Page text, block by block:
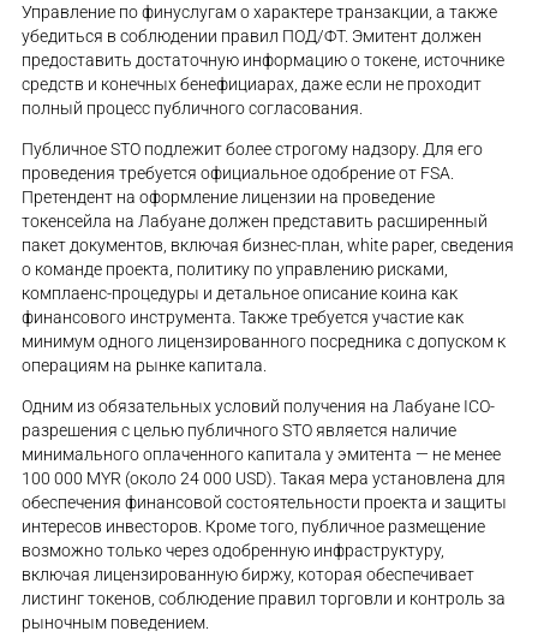
Управление по финуслугам о характере транзакции, а также
убедиться в соблюдении правил ПОД/ФТ. Эмитент должен
предоставить достаточную информацию о токене, источнике
средств и конечных бенефициарах, даже если не проходит
полный процесс публичного согласования.
Публичное STO подлежит более строгому надзору. Для его
проведения требуется официальное одобрение от FSA.
Претендент на оформление лицензии на проведение
токенсейла на Лабуане должен представить расширенный
пакет документов, включая бизнес-план, white paper, сведения
о команде проекта, политику по управлению рисками,
комплаенс-процедуры и детальное описание коина как
финансового инструмента. Также требуется участие как
минимум одного лицензированного посредника с допуском к
операциям на рынке капитала.
Одним из обязательных условий получения на Лабуане ICO-
разрешения с целью публичного STO является наличие
минимального оплаченного капитала у эмитента — не менее
100 000 MYR (около 24 000 USD). Такая мера установлена для
обеспечения финансовой состоятельности проекта и защиты
интересов инвесторов. Кроме того, публичное размещение
возможно только через одобренную инфраструктуру,
включая лицензированную биржу, которая обеспечивает
листинг токенов, соблюдение правил торговли и контроль за
рыночным поведением.